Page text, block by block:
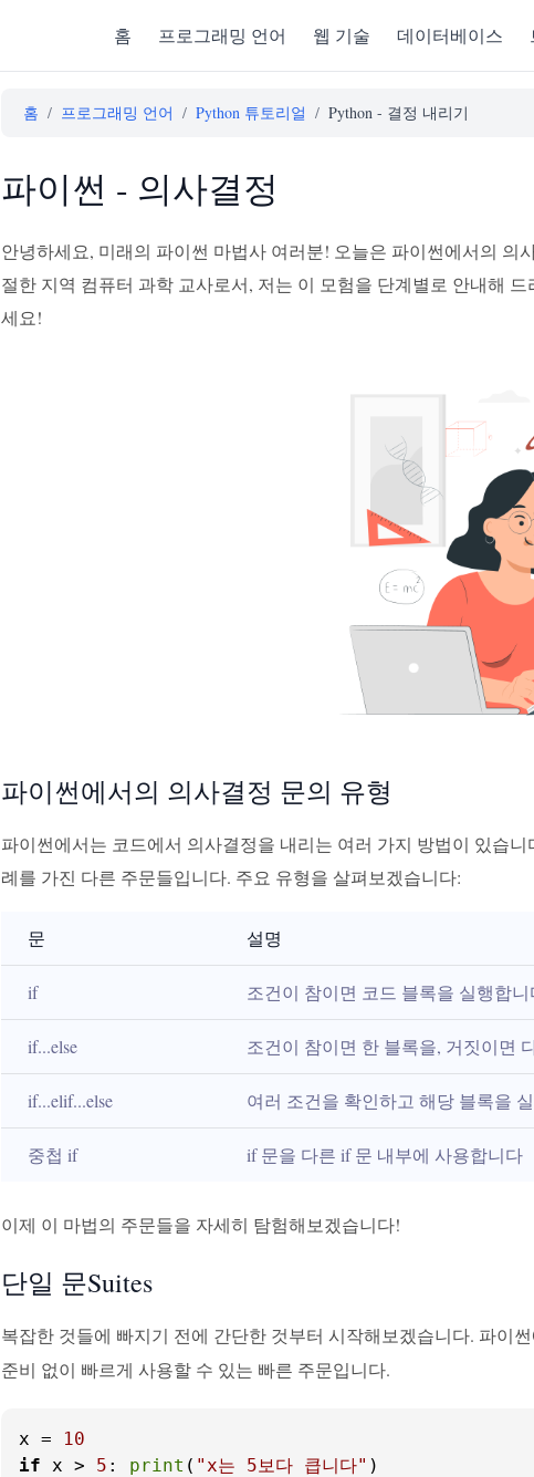
홈 프로그래밍 언어 웹 기술 데이터베이스
홈 / 프로그래밍 언어 / Python 튜토리얼 / Python - 결정 내리기
파이썬 - 의사결정
안녕하세요, 미래의 파이썬 마법사 여러분! 오늘은 파이썬에서의
절한 지역 컴퓨터 과학 교사로서, 저는 이 모험을 단계별로 안내해
세요!
파이썬에서의 의사결정 문의 유형
파이썬에서는 코드에서 의사결정을 내리는 여러 가지 방법이 있습
례를 가진 다른 주문들입니다. 주요 유형을 살펴보겠습니다:
문 설명
if 조건이 참이면 코드 블록을 실행합니
if...else 조건이 참이면 한 블록을, 거짓이면
if...elif...else 여러 조건을 확인하고 해당 블록을
중첩 if if 문을 다른 if 문 내부에 사용합니다
이제 이 마법의 주문들을 자세히 탐험해보겠습니다!
단일 문Suites
복잡한 것들에 빠지기 전에 간단한 것부터 시작해보겠습니다. 파이
준비 없이 빠르게 사용할 수 있는 빠른 주문입니다.
x =
10
if x > 5 : print ( "x는 5보다 큽니다" )